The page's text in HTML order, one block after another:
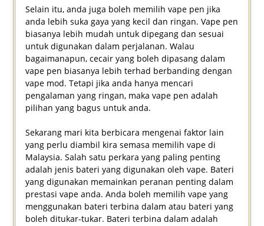
Selain itu, anda juga boleh memilih vape pen jika
anda lebih suka gaya yang kecil dan ringan. Vape pen
biasanya lebih mudah untuk dipegang dan sesuai
untuk digunakan dalam perjalanan. Walau
bagaimanapun, cecair yang boleh dipasang dalam
vape pen biasanya lebih terhad berbanding dengan
vape mod. Tetapi jika anda hanya mencari
pengalaman yang ringan, maka vape pen adalah
pilihan yang bagus untuk anda.
Sekarang mari kita berbicara mengenai faktor lain
yang perlu diambil kira semasa memilih vape di
Malaysia. Salah satu perkara yang paling penting
adalah jenis bateri yang digunakan oleh vape. Bateri
yang digunakan memainkan peranan penting dalam
prestasi vape anda. Anda boleh memilih vape yang
menggunakan bateri terbina dalam atau bateri yang
boleh ditukar-tukar. Bateri terbina dalam adalah